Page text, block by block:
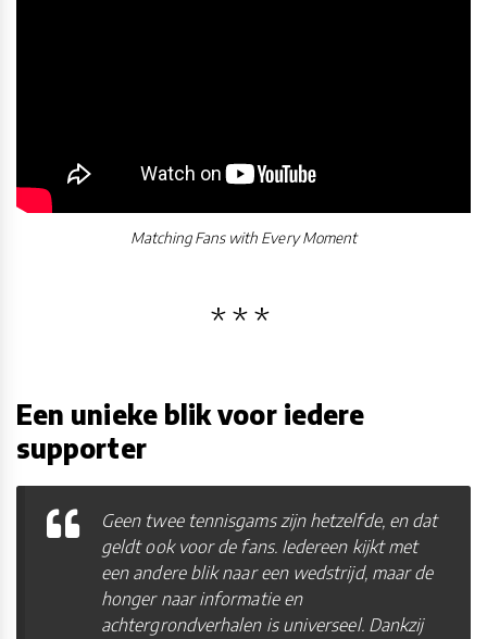
Matching Fans with Every Moment
Een unieke blik voor iedere
supporter
Geen twee tennisgams zijn hetzelfde, en dat
geldt ook voor de fans. Iedereen kijkt met
een andere blik naar een wedstrijd, maar de
honger naar informatie en
achtergrondverhalen is universeel. Dankzij